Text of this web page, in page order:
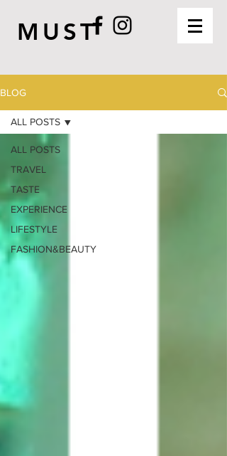
MUST
BLOG
ALL POSTS
TRAVEL
TASTE
EXPERIENCE
LIFESTYLE
FASHION&BEAUTY
ALL POSTS